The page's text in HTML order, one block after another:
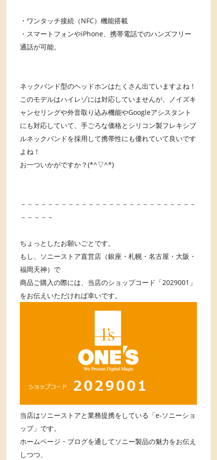
・ワンタッチ接続（NFC）機能搭載
・スマートフォンやiPhone、携帯電話でのハンズフリー
通話が可能。
ネックバンド型のヘッドホンはたくさん出ていますよね！
このモデルはハイレゾには対応していませんが、ノイズキ
ャンセリングや外音取り込み機能やGoogleアシスタント
にも対応していて、手ごろな価格とシリコン製フレキシブ
ルネックバンドを採用して携帯性にも優れていて良いです
よね！
お一ついかがですか？(*^▽^*)
－－－－－－－－－－－－－－－－－－－－－－－－－－
－－－－－
ちょっとしたお願いごとです。
もし、ソニーストア直営店（銀座・札幌・名古屋・大阪・
福岡天神）で
商品ご購入の際には、当店のショップコード「2029001」
をお伝えいただければ幸いです。
当店はソニーストアと業務提携をしている「e-ソニーショ
ップ」です。
ホームページ・ブログを通してソニー製品の魅力をお伝え
しつつ、